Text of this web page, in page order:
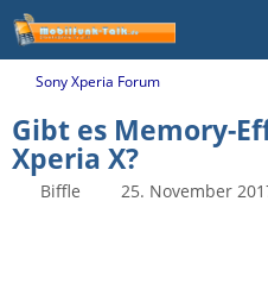
Sony Xperia Forum
Gibt es Memory-
Xperia X?
Biffle 25. November